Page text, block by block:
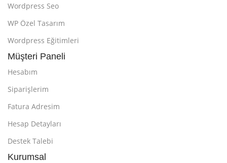
Wordpress Seo
WP Özel Tasarım
Wordpress Eğitimleri
Müşteri Paneli
Hesabım
Siparişlerim
Fatura Adresim
Hesap Detayları
Destek Talebi
Kurumsal